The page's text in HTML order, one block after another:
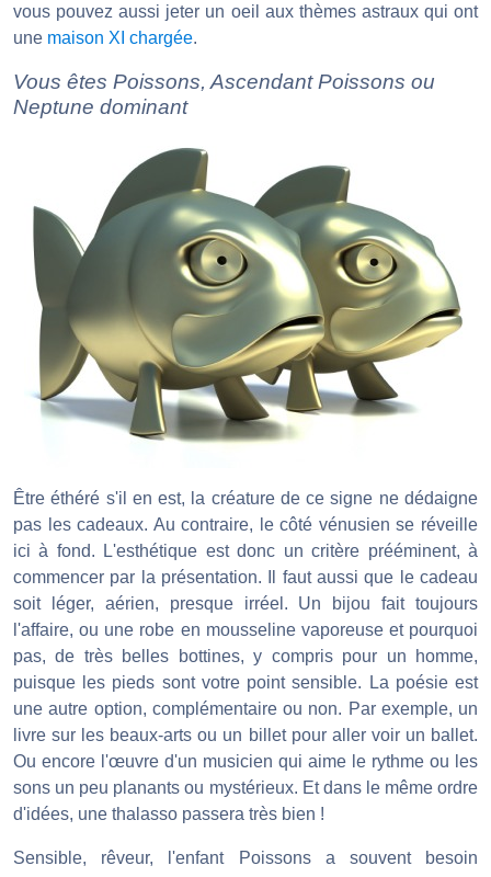
vous pouvez aussi jeter un oeil aux thèmes astraux qui ont
une maison XI chargée.
Vous êtes Poissons, Ascendant Poissons ou
Neptune dominant
Être éthéré s'il en est, la créature de ce signe ne dédaigne
pas les cadeaux. Au contraire, le côté vénusien se réveille
ici à fond. L'esthétique est donc un critère prééminent, à
commencer par la présentation. Il faut aussi que le cadeau
soit léger, aérien, presque irréel. Un bijou fait toujours
l'affaire, ou une robe en mousseline vaporeuse et pourquoi
pas, de très belles bottines, y compris pour un homme,
puisque les pieds sont votre point sensible. La poésie est
une autre option, complémentaire ou non. Par exemple, un
livre sur les beaux-arts ou un billet pour aller voir un ballet.
Ou encore l'œuvre d'un musicien qui aime le rythme ou les
sons un peu planants ou mystérieux. Et dans le même ordre
d'idées, une thalasso passera très bien !
Sensible, rêveur, l'enfant Poissons a souvent besoin